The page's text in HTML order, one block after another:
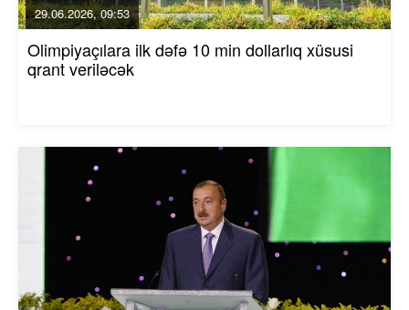
29.06.2026, 09:53
Olimpiyaçılara ilk dəfə 10 min dollarlıq xüsusi
qrant veriləcək